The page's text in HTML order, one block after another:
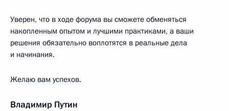
Уверен, что в ходе форума вы сможете обменяться
накопленным опытом и лучшими практиками, а ваши
решения обязательно воплотятся в реальные дела
и начинания.
Желаю вам успехов.
Владимир Путин